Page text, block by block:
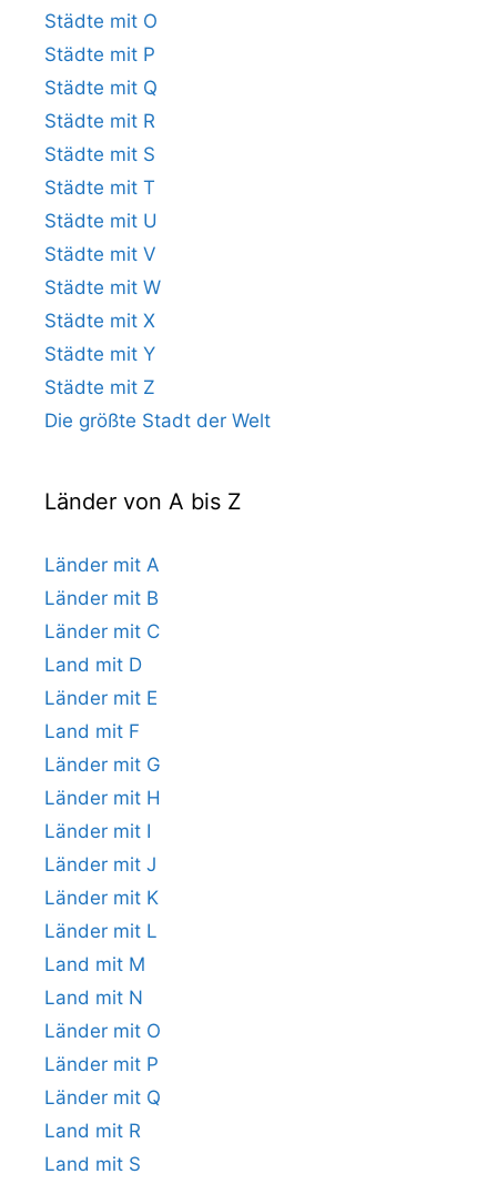
Städte mit O
Städte mit P
Städte mit Q
Städte mit R
Städte mit S
Städte mit T
Städte mit U
Städte mit V
Städte mit W
Städte mit X
Städte mit Y
Städte mit Z
Die größte Stadt der Welt
Länder von A bis Z
Länder mit A
Länder mit B
Länder mit C
Land mit D
Länder mit E
Land mit F
Länder mit G
Länder mit H
Länder mit I
Länder mit J
Länder mit K
Länder mit L
Land mit M
Land mit N
Länder mit O
Länder mit P
Länder mit Q
Land mit R
Land mit S